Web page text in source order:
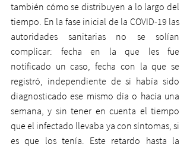
también cómo se distribuyen a lo largo del
tiempo. En la fase inicial de la COVID-19 las
autoridades sanitarias no se solían
complicar: fecha en la que les fue
notificado un caso, fecha con la que se
registró, independiente de si había sido
diagnosticado ese mismo día o hacía una
semana, y sin tener en cuenta el tiempo
que el infectado llevaba ya con síntomas, si
es que los tenía. Este retardo hasta la